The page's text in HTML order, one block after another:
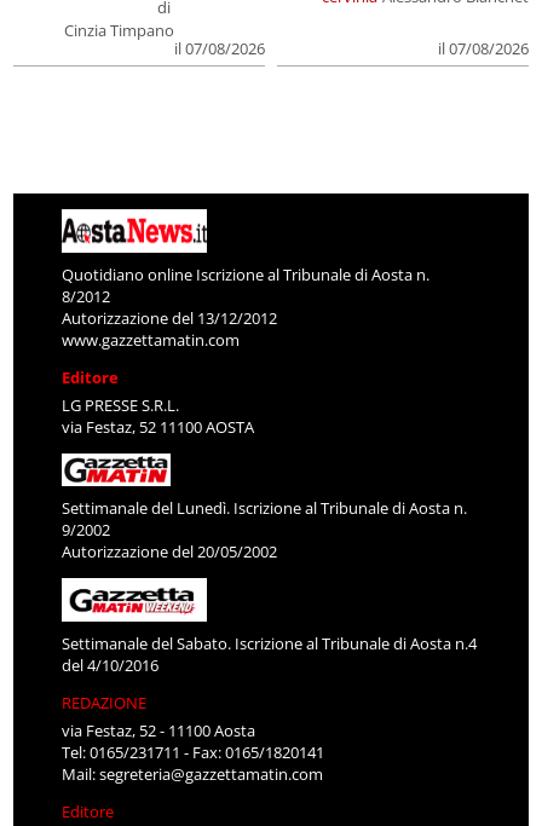
di
Cinzia Timpano
il 07/08/2026
il 07/08/2026
Quotidiano online Iscrizione al Tribunale di Aosta n.
8/2012
Autorizzazione del 13/12/2012
www.gazzettamatin.com
Editore
LG PRESSE S.R.L.
via Festaz, 52 11100 AOSTA
Settimanale del Lunedì. Iscrizione al Tribunale di Aosta n.
9/2002
Autorizzazione del 20/05/2002
Settimanale del Sabato. Iscrizione al Tribunale di Aosta n.4
del 4/10/2016
REDAZIONE
via Festaz, 52 - 11100 Aosta
Tel: 0165/231711 - Fax: 0165/1820141
Mail:segreteria@gazzettamatin.com
Editore